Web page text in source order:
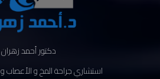
دكتور أحمد زهران
استشاري جراحة المخ و الأعصاب و